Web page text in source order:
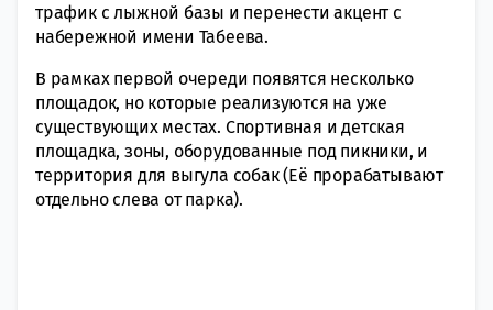
трафик с лыжной базы и перенести акцент с
набережной имени Табеева.
В рамках первой очереди появятся несколько
площадок, но которые реализуются на уже
существующих местах. Спортивная и детская
площадка, зоны, оборудованные под пикники, и
территория для выгула собак (Её прорабатывают
отдельно слева от парка).